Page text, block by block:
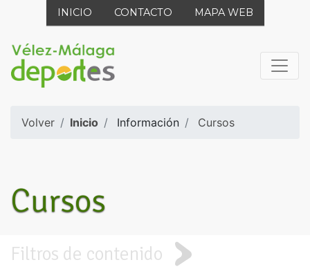
INICIO CONTACTO MAPA WEB
Volver Inicio Información Cursos
Cursos
Filtros de contenido